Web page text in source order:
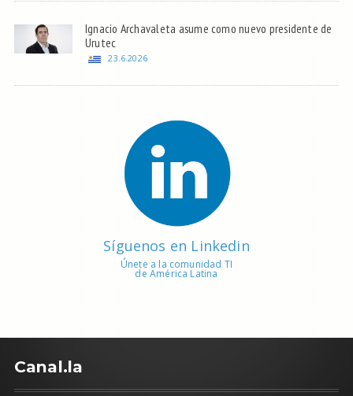
Ignacio Archavaleta asume como nuevo presidente de
Urutec
23.6.2026
Síguenos en Linkedin
Únete a la comunidad TI
de América Latina
Canal.la